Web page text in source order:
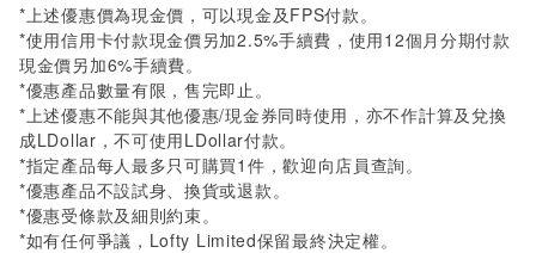
* 上述優惠價為現金價，可以現金及FPS付款。
*使用信用卡付款現金價另加2.5%手續費，使用12個月分期付款
現金價另加6%手續費。
*優惠產品數量有限，售完即止。
* 上述優惠不能與其他優惠/現金券同時使用，亦不作計算及兌換
成LDollar ，不可使用LDollar付款。
*指定產品每人最多只可購買1 件，歡迎向店員查詢。
*優惠產品不設試身、換貨或退款。
*優惠受條款及細則約束。
*如有任何爭議， Lofty Limited保留最終決定權。